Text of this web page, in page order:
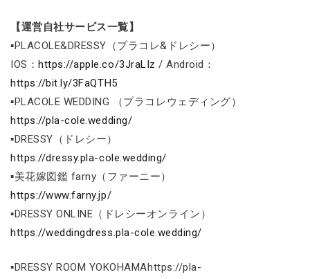
【運営自社サービス一覧】
▪PLACOLE&DRESSY（プラコレ&ドレシー）
IOS：https://apple.co/3JraLIz / Android：
https://bit.ly/3FaQTH5
▪PLACOLE WEDDING （プラコレウェディング）
https://pla-cole.wedding/
▪DRESSY（ドレシー）
https://dressy.pla-cole.wedding/
▪美花嫁図鑑 farny（ファーニー）
https://www.farny.jp/
▪DRESSY ONLINE（ドレシーオンライン）
https://weddingdress.pla-cole.wedding/
▪DRESSY ROOM YOKOHAMAhttps://pla-